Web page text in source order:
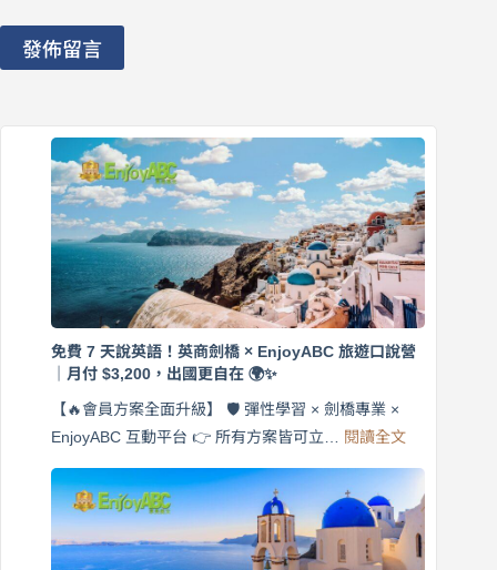
發佈留言
免費 7 天說英語！英商劍橋 × EnjoyABC 旅遊口說營
｜月付 $3,200，出國更自在 🌍✨
【🔥會員方案全面升級】 🛡️ 彈性學習 × 劍橋專業 ×
EnjoyABC 互動平台 👉 所有方案皆可立… 閱讀全文:
天
說
英